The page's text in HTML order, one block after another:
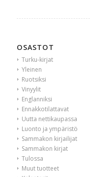
OSASTOT
Turku-kirjat
Yleinen
Ruotsiksi
Vinyylit
Englanniksi
Ennakkotilattavat
Uutta nettikaupassa
Luonto ja ympäristö
Sammakon kirjailijat
Sammakon kirjat
Tulossa
Muut tuotteet